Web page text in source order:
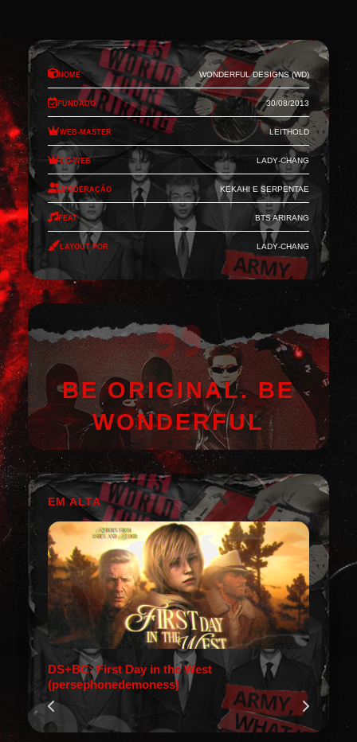
Nome Wonderful Designs (WD)
Fundado 30/08/2013
Web-Master Leithold
Co-Web Lady-Chang
Moderação Kekahi e Serpentae
Feat BTS Arirang
Layout por Lady-Chang
BE ORIGINAL. BE
WONDERFUL
EM ALTA
DS+BC: First Day in the West
(persephonedemoness)